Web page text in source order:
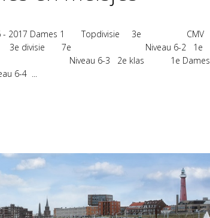
2016 - 2017 Dames 1 Topdivisie 3e CMV
2 3e divisie 7e Niveau 6-2 1e
Niveau 6-3 2e klas 1e Dames
4 ...